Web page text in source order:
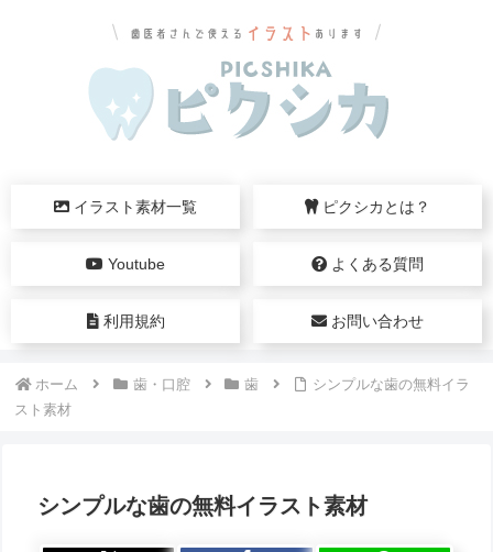
イラスト素材一覧 ピクシカとは？
Youtube よくある質問
利用規約 お問い合わせ
ホーム 歯・口腔 歯
シンプルな歯の無料イラ
スト素材
シンプルな歯の無料イラスト素材